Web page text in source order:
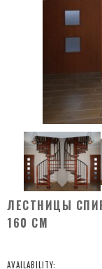
ЛЕСТНИЦЫ
160 СМ
AVAILABILITY: